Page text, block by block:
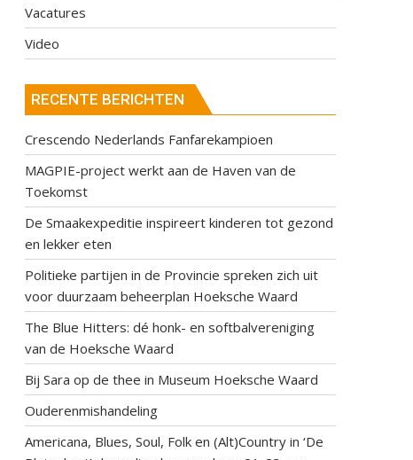
Vacatures
Video
RECENTE BERICHTEN
Crescendo Nederlands Fanfarekampioen
MAGPIE-project werkt aan de Haven van de
Toekomst
De Smaakexpeditie inspireert kinderen tot gezond
en lekker eten
Politieke partijen in de Provincie spreken zich uit
voor duurzaam beheerplan Hoeksche Waard
The Blue Hitters: dé honk- en softbalvereniging
van de Hoeksche Waard
Bij Sara op de thee in Museum Hoeksche Waard
Ouderenmishandeling
Americana, Blues, Soul, Folk en (Alt)Country in ‘De